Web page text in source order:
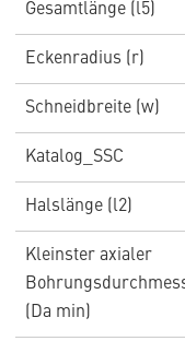
Gesamtlänge (l5)
Eckenradius (r)
Schneidbreite (w)
Katalog_SSC
Halslänge (l2)
Kleinster axialer
(Da min)